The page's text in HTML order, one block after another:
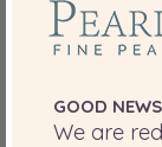
GOOD
We are